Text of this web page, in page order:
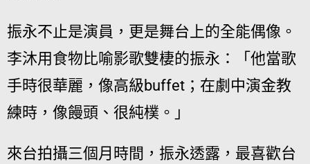
振永不止是演員，更是舞台上的全能偶像。
李沐用食物比喻影歌雙棲的振永：「他當歌
手時很華麗，像高級buffet；在劇中演金教
練時，像饅頭、很純樸。」
來台拍攝三個月時間，振永透露，最喜歡台